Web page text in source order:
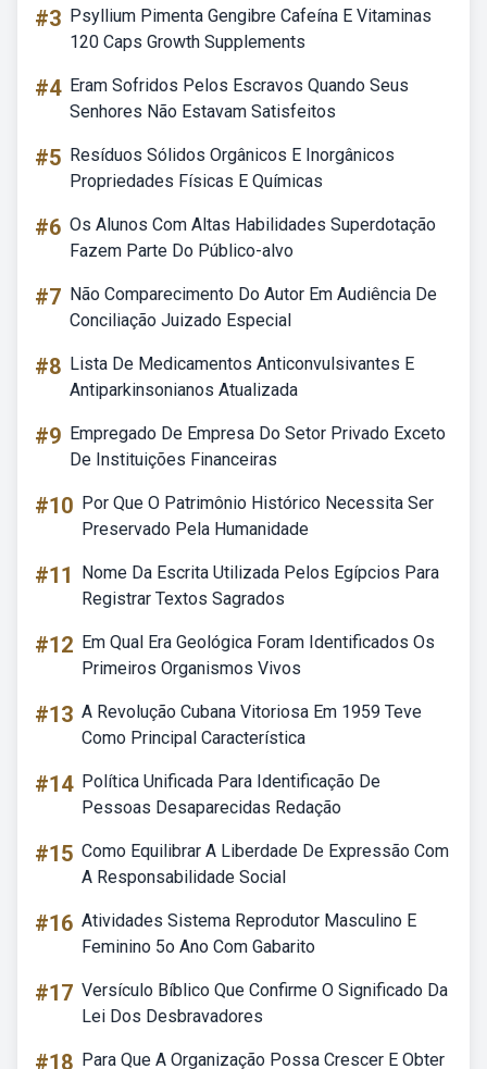
#3 Psyllium Pimenta Gengibre Cafeína E Vitaminas
120 Caps Growth Supplements
#4 Eram Sofridos Pelos Escravos Quando Seus
Senhores Não Estavam Satisfeitos
#5 Resíduos Sólidos Orgânicos E Inorgânicos
Propriedades Físicas E Químicas
#6 Os Alunos Com Altas Habilidades Superdotação
Fazem Parte Do Público-alvo
#7 Não Comparecimento Do Autor Em Audiência De
Conciliação Juizado Especial
#8 Lista De Medicamentos Anticonvulsivantes E
Antiparkinsonianos Atualizada
#9 Empregado De Empresa Do Setor Privado Exceto
De Instituições Financeiras
#10 Por Que O Patrimônio Histórico Necessita Ser
Preservado Pela Humanidade
#11
Nome Da Escrita Utilizada Pelos Egípcios Para
Registrar Textos Sagrados
#12 Em Qual Era Geológica Foram Identificados Os
Primeiros Organismos Vivos
#13 A Revolução Cubana Vitoriosa Em 1959 Teve
Como Principal Característica
#14 Política Unificada Para Identificação De
Pessoas Desaparecidas Redação
#15 Como Equilibrar A Liberdade De Expressão Com
A Responsabilidade Social
#16 Atividades Sistema Reprodutor Masculino E
Feminino 5o Ano Com Gabarito
#17 Versículo Bíblico Que Confirme O Significado Da
Lei Dos Desbravadores
#18 Para Que A Organização Possa Crescer E Obter